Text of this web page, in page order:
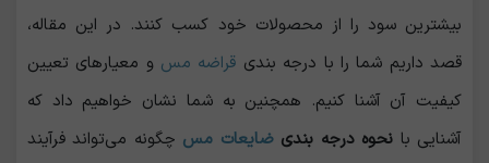
بیشترین سود را از محصولات خود کسب کنند. در این مقاله،
قصد داریم شما را با درجه بندی قراضه مس و معیارهای تعیین
کیفیت آن آشنا کنیم. همچنین به شما نشان خواهیم داد که
آشنایی با نحوه درجه بندیضایعات مس چگونه می‌تواند فرآیند